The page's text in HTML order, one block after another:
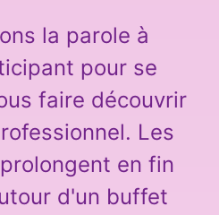
la parole à
pour se
faire découvrir
Les
en fin
d'un buffet